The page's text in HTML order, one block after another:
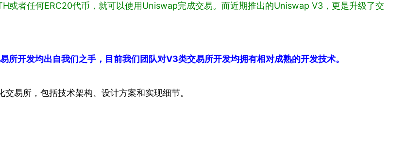
或者任何ERC20代币，就可以使用Uniswap完成交易。而近期推出的Uniswap V3，更是升级了交
开发均出自我们之手，目前我们团队对V3类交易所开发均拥有相对成熟的开发技术。
易所，包括技术架构、设计方案和实现细节。